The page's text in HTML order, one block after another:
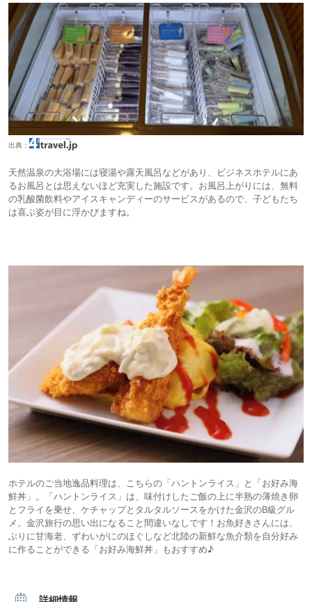
出典：
天然温泉の大浴場には寝湯や露天風呂などがあり、ビジネスホテルにあ
るお風呂とは思えないほど充実した施設です。お風呂上がりには、無料
の乳酸菌飲料やアイスキャンディーのサービスがあるので、子どもたち
は喜ぶ姿が目に浮かびますね。
ホテルのご当地逸品料理は、こちらの「ハントンライス」と「お好み海
鮮丼」。「ハントンライス」は、味付けしたご飯の上に半熟の薄焼き卵
とフライを乗せ、ケチャップとタルタルソースをかけた金沢のB級グル
メ。金沢旅行の思い出になること間違いなしです！お魚好きさんには、
ぶりに甘海老、ずわいがにのほぐしなど北陸の新鮮な魚介類を自分好み
に作ることができる「お好み海鮮丼」もおすすめ♪
詳細情報